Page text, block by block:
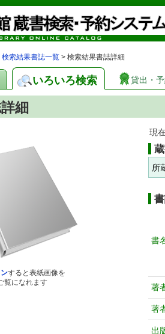
検索結果書誌一覧 > 検索結果書誌詳細
いろいろ検索 貸出・
細
すると表紙画像を
覧になれます
現
所
書
著
著
出